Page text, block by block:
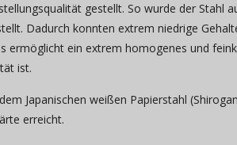
gestellt. So wurde der Stahl
Dadurch konnten extrem niedrige
ein extrem homogenes und
ist.
Japanischen weißen Papierstahl
erreicht.